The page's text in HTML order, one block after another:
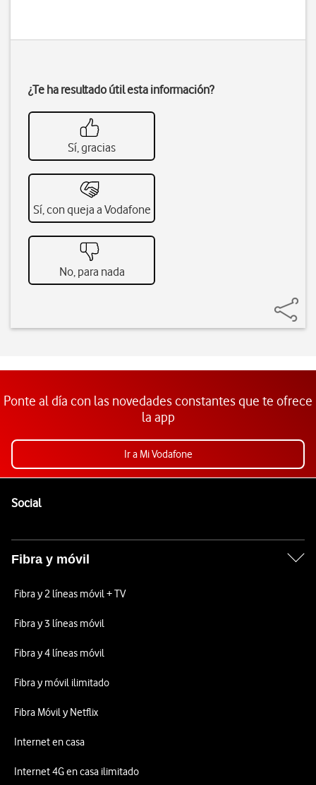
¿Te ha resultado útil esta información?
Sí, gracias
Sí, con queja a Vodafone
No, para nada
Ponte al día con las novedades constantes que te ofrece
la app
Ir a Mi Vodafone
SocialEnlaces a las redes sociales de Vodafone
Fibra y móvil
Fibra y 2 líneas móvil + TV
Fibra y 3 líneas móvil
Fibra y 4 líneas móvil
Fibra y móvil ilimitado
Fibra Móvil y Netflix
Internet en casa
Internet 4G en casa ilimitado